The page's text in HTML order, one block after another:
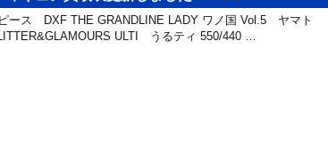
ース DXF THE GRANDLINE LADY ワノ国 Vol.5 ヤマト
ULTI うるティ 550/440 …